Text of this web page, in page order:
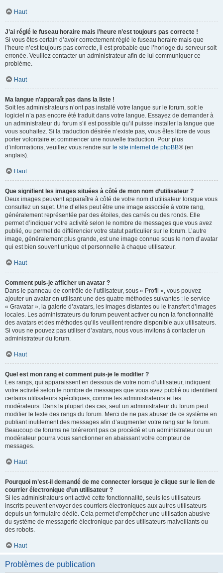
Haut
J’ai réglé le fuseau horaire mais l’heure n’est toujours pas correcte !
Si vous êtes certain d’avoir correctement réglé le fuseau horaire mais que
l’heure n’est toujours pas correcte, il est probable que l’horloge du serveur soit
erronée. Veuillez contacter un administrateur afin de lui communiquer ce
problème.
Haut
Ma langue n’apparaît pas dans la liste !
Soit les administrateurs n’ont pas installé votre langue sur le forum, soit le
logiciel n’a pas encore été traduit dans votre langue. Essayez de demander à
un administrateur du forum s’il est possible qu’il puisse installer la langue que
vous souhaitez. Si la traduction désirée n’existe pas, vous êtes libre de vous
porter volontaire et commencer une nouvelle traduction. Pour plus
d’informations, veuillez vous rendre sur le site internet de phpBB® (en
anglais).
Haut
Que signifient les images situées à côté de mon nom d’utilisateur ?
Deux images peuvent apparaître à côté de votre nom d’utilisateur lorsque vous
consultez un sujet. Une d’elles peut être une image associée à votre rang,
généralement représentée par des étoiles, des carrés ou des ronds. Elle
permet d’indiquer votre activité selon le nombre de messages que vous avez
publié, ou permet de différencier votre statut particulier sur le forum. L’autre
image, généralement plus grande, est une image connue sous le nom d’avatar
qui est bien souvent unique et personnelle à chaque utilisateur.
Haut
Comment puis-je afficher un avatar ?
Dans le panneau de contrôle de l’utilisateur, sous « Profil », vous pouvez
ajouter un avatar en utilisant une des quatre méthodes suivantes : le service
« Gravatar », la galerie d’avatars, les images distantes ou le transfert d’images
locales. Les administrateurs du forum peuvent activer ou non la fonctionnalité
des avatars et des méthodes qu’ils veuillent rendre disponible aux utilisateurs.
Si vous ne pouvez pas utiliser d’avatars, nous vous invitons à contacter un
administrateur du forum.
Haut
Quel est mon rang et comment puis-je le modifier ?
Les rangs, qui apparaissent en dessous de votre nom d’utilisateur, indiquent
votre activité selon le nombre de messages que vous avez publié ou identifient
certains utilisateurs spécifiques, comme les administrateurs et les
modérateurs. Dans la plupart des cas, seul un administrateur du forum peut
modifier le texte des rangs du forum. Merci de ne pas abuser de ce système en
publiant inutilement des messages afin d’augmenter votre rang sur le forum.
Beaucoup de forums ne toléreront pas ce procédé et un administrateur ou un
modérateur pourra vous sanctionner en abaissant votre compteur de
messages.
Haut
Pourquoi m’est-il demandé de me connecter lorsque je clique sur le lien de
courrier électronique d’un utilisateur ?
Si les administrateurs ont activé cette fonctionnalité, seuls les utilisateurs
inscrits peuvent envoyer des courriers électroniques aux autres utilisateurs
depuis un formulaire dédié. Cela permet d’empêcher une utilisation abusive
du système de messagerie électronique par des utilisateurs malveillants ou
des robots.
Haut
Problèmes de publication